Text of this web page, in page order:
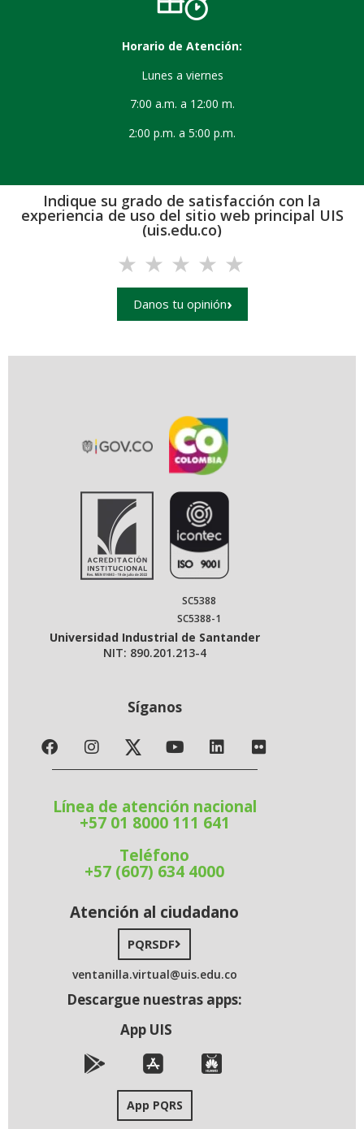
Horario de Atención:
Lunes a viernes
7:00 a.m. a 12:00 m.
2:00 p.m. a 5:00 p.m.
Indique su grado de satisfacción con la
experiencia de uso del sitio web principal UIS
(uis.edu.co)